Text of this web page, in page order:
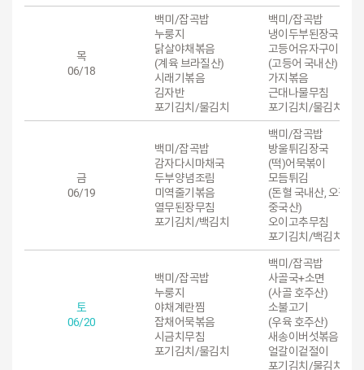
목
06/18
백미/잡곡밥
누룽지
닭살야채볶음
(계육 브라질산)
시래기볶음
김자반
포기김치/물김치
백미/잡곡밥
냉이두부된장국
고등어유자구이
(고등어 국내산)
가지볶음
근대나물무침
포기김치/물김치
금
06/19
백미/잡곡밥
감자다시마채국
두부양념조림
미역줄기볶음
열무된장무침
포기김치/백김치
백미/잡곡밥
방울튀김장국
(떡)어묵볶이
모듬튀김
(돈혈 국내산, 오징어
중국산)
오이고추무침
포기김치/백김치
토
06/20
백미/잡곡밥
누룽지
야채계란찜
잡채어묵볶음
시금치무침
포기김치/물김치
백미/잡곡밥
사골국+소면
(사골 호주산)
소불고기
(우육 호주산)
새송이버섯볶음
얼갈이겉절이
포기김치/물김치